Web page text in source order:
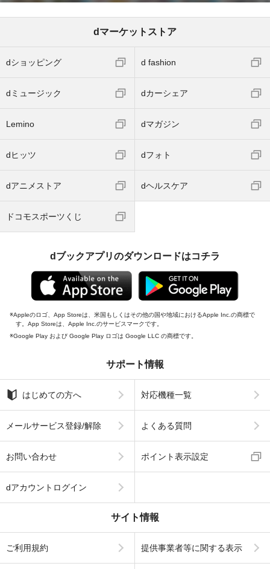
dマーケットストア
dショッピング d fashion
dミュージック dカーシェア
Lemino dマガジン
dヒッツ dフォト
dアニメストア dヘルスケア
ドコモスポーツくじ
dブックアプリのダウンロードはコチラ
Appleのロゴ、App Storeは、米国もしくはその他の国や地域におけるApple Inc.の商標で
す。App Storeは、Apple Inc.のサービスマークです。
Google Play および Google Play ロゴは Google LLC の商標です。
サポート情報
はじめての方へ 対応機種一覧
メールサービス登録/解除 よくある質問
お問い合わせ ポイント表示設定
dアカウントログイン
サイト情報
ご利用規約 提供事業者等に関する表示